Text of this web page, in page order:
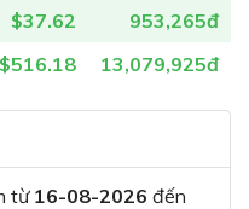
$37.62
953,265đ
$516.18 13,079,925đ
từ 16-08-2026 đến